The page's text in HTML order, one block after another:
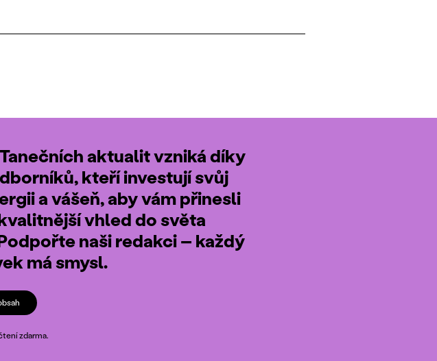
aktualit vzniká díky
kteří investují svůj
a vášeň, aby vám přinesli
vhled do světa
naši redakci – každý
má smysl.
zdarma.